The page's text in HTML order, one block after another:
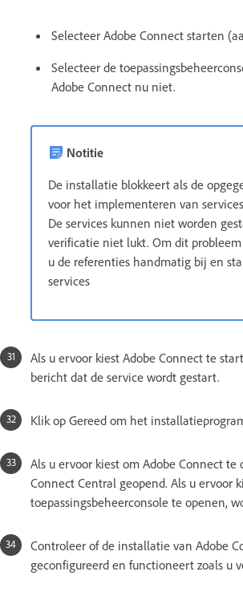
Selecteer Adobe Connect starten
Selecteer de
Adobe Connect nu niet.
Notitie
De installatie blokkeert als de
voor het implementeren van
De services kunnen niet worden
verificatie niet lukt. Om dit
u de referenties handmatig bij en
services
Als u ervoor kiest Adobe Connect te
bericht dat de service wordt gestart.
Klik op Gereed om het
Als u ervoor kiest om Adobe Connect te
Connect Central geopend. Als u ervoor
toepassingsbeheerconsole te openen,
Controleer of de installatie van Adobe
geconfigureerd en functioneert zoals u